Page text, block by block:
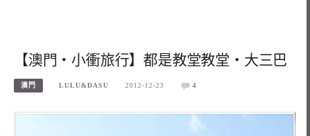
【澳門‧小衝旅行】都是教堂教堂‧大三巴
澳門 LULU&DASU 2012-12-23 4